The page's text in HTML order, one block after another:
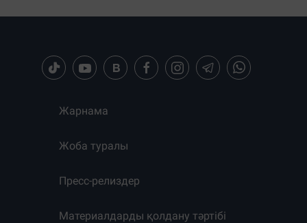
Жарнама
Жоба туралы
Пресс-релиздер
Материалдарды қолдану тәртібі